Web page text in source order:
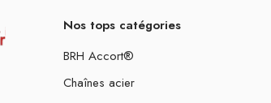
Nos tops catégories
BRH Accort®
Chaînes acier